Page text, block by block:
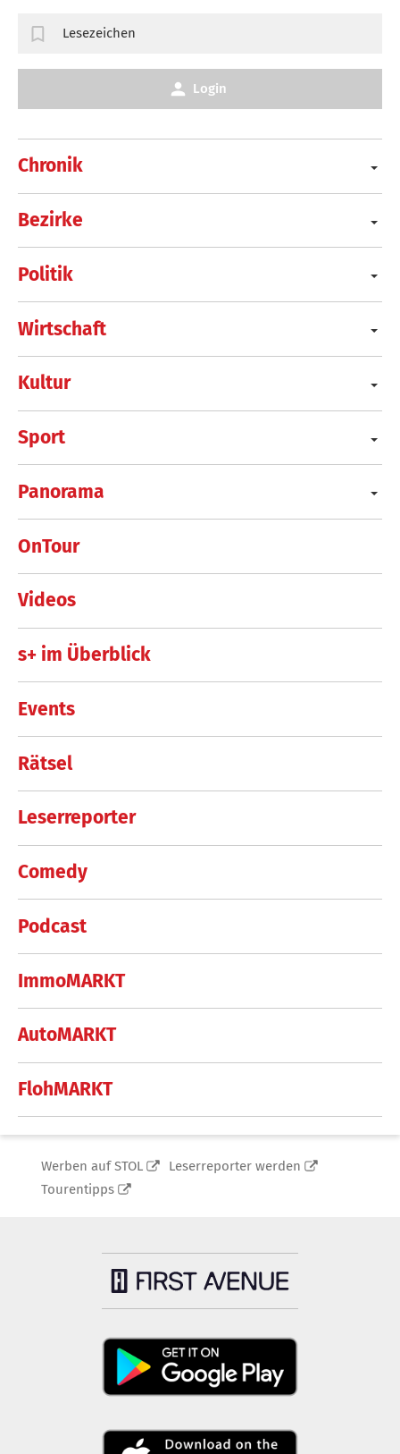
Chronik
Bezirke
Politik
Wirtschaft
Kultur
Sport
Panorama
OnTour
Videos
s+ im Überblick
Events
Rätsel
Leserreporter
Comedy
Podcast
ImmoMARKT
AutoMARKT
FlohMARKT
Lesezeichen
Login
Werben auf STOL
Leserreporter werden
Tourentipps